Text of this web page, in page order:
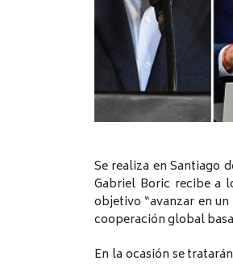
Se realiza en Santiago
Gabriel Boric recibe a
objetivo “avanzar en
cooperación global
En la ocasión se